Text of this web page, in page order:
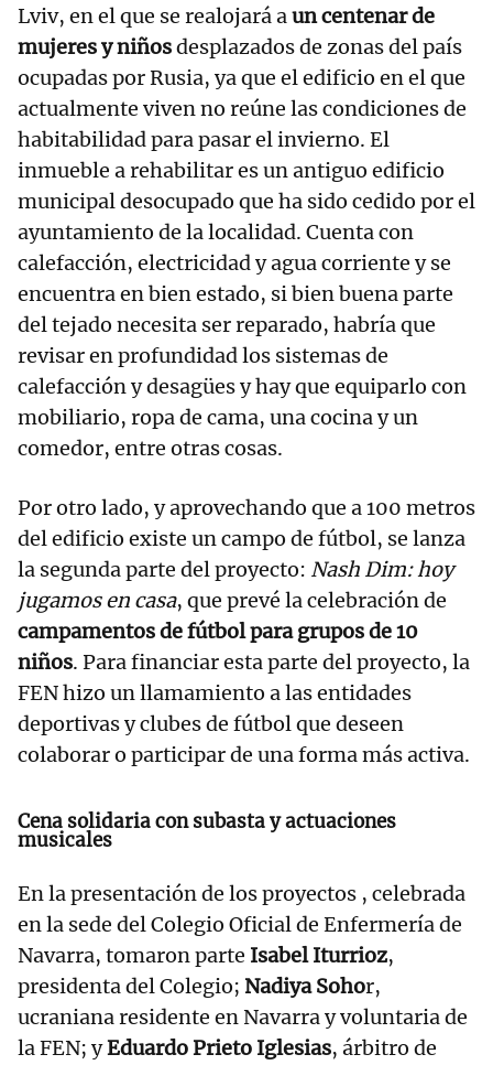
Lviv, en el que se realojará aun centenar de
mujeres y niñosdesplazados de zonas del país
ocupadas por Rusia, ya que el edificio en el que
actualmente viven no reúne las condiciones de
habitabilidad para pasar el invierno. El
inmueble a rehabilitar es un antiguo edificio
municipal desocupado que ha sido cedido por el
ayuntamiento de la localidad. Cuenta con
calefacción, electricidad y agua corriente y se
encuentra en bien estado, si bien buena parte
del tejado necesita ser reparado, habría que
revisar en profundidad los sistemas de
calefacción y desagües y hay que equiparlo con
mobiliario, ropa de cama, una cocina y un
comedor, entre otras cosas.
Por otro lado, y aprovechando que a 100 metros
del edificio existe un campo de fútbol, se lanza
la segunda parte del proyecto: Nash Dim: hoy
jugamos en casa, que prevé la celebración de
campamentos de fútbol para grupos de 10
niños. Para financiar esta parte del proyecto, la
FEN hizo un llamamiento a las entidades
deportivas y clubes de fútbol que deseen
colaborar o participar de una forma más activa.
Cena solidaria con subasta y actuaciones
musicales
En la presentación de los proyectos , celebrada
en la sede del Colegio Oficial de Enfermería de
Navarra, tomaron parte Isabel Iturrioz,
presidenta del Colegio; Nadiya Sohor,
ucraniana residente en Navarra y voluntaria de
la FEN; yEduardo Prieto Iglesias, árbitro de